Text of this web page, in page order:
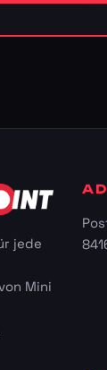
jede
Mini